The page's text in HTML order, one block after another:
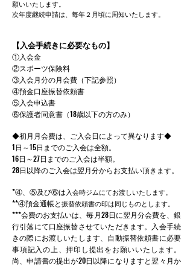
願いいたします。
次年度継続申請は、毎年２月頃に周知いたします。
【入会手続きに必要なもの】
①入会金
②スポーツ保険料
③入会月分の月会費（下記参照）
④預金口座振替依頼書
⑤入会申込書
⑥保護者同意書（18歳以下の方のみ）
◆初月月会費は、ご入会日によって異なります◆
1日～15日までのご入会は全額。
16日～27日までのご入会は半額。
28日以降のご入会は翌月分からお支払い頂きます。
*④、⑤及び⑥は入会時ジムにてお渡しいたします。
**④預金通帳と振替依頼書の印は同じものとします。
***会費のお支払いは、毎月28日に翌月分会費を、銀
行引落にて口座振替させていただきます。入会手続
きの際にお渡しいたします、自動振替依頼書に必要
事項記入の上、押印し提出をお願いいたします。
尚、申請書の提出が20日以降になりますと翌々月か